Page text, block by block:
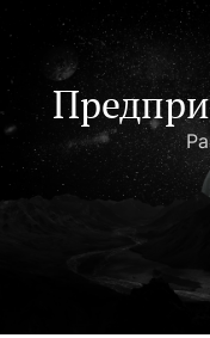
содержимому